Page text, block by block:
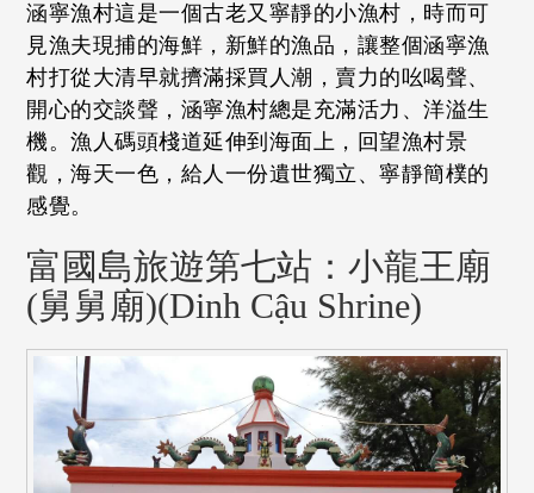
涵寧漁村這是一個古老又寧靜的小漁村，時而可
見漁夫現捕的海鮮，新鮮的漁品，讓整個涵寧漁
村打從大清早就擠滿採買人潮，賣力的吆喝聲、
開心的交談聲，涵寧漁村總是充滿活力、洋溢生
機。漁人碼頭棧道延伸到海面上，回望漁村景
觀，海天一色，給人一份遺世獨立、寧靜簡樸的
感覺。
富國島旅遊第七站：小龍王廟
(舅舅廟)(Dinh Cậu Shrine)